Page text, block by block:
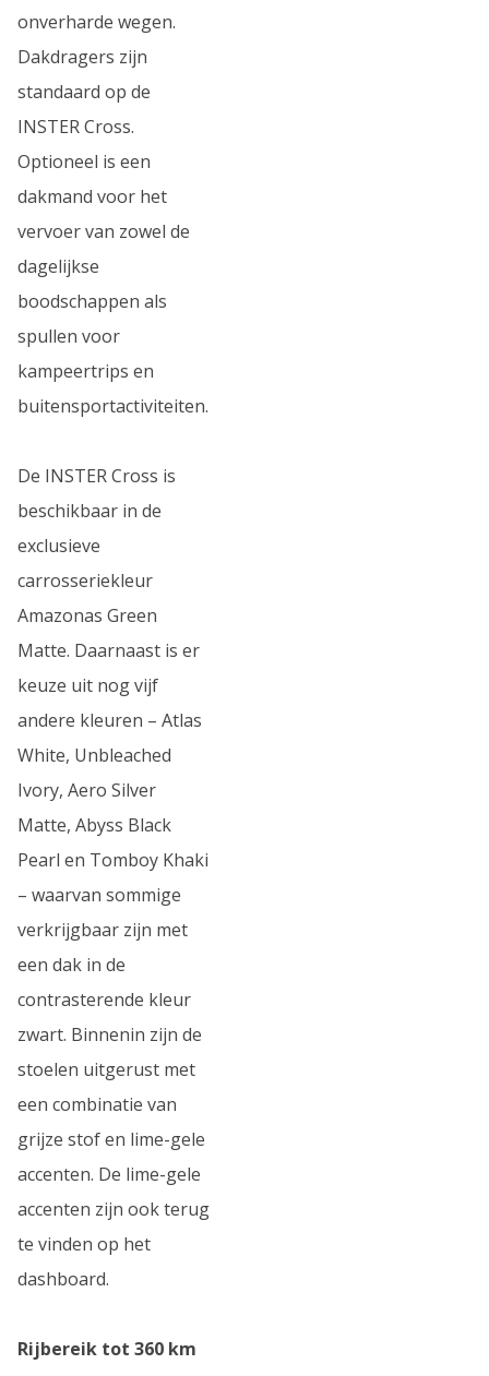
onverharde wegen.
Dakdragers zijn
standaard op de
INSTER Cross.
Optioneel is een
dakmand voor het
vervoer van zowel de
dagelijkse
boodschappen als
spullen voor
kampeertrips en
buitensportactiviteiten.
De INSTER Cross is
beschikbaar in de
exclusieve
carrosseriekleur
Amazonas Green
Matte. Daarnaast is er
keuze uit nog vijf
andere kleuren – Atlas
White, Unbleached
Ivory, Aero Silver
Matte, Abyss Black
Pearl en Tomboy Khaki
– waarvan sommige
verkrijgbaar zijn met
een dak in de
contrasterende kleur
zwart. Binnenin zijn de
stoelen uitgerust met
een combinatie van
grijze stof en lime-gele
accenten. De lime-gele
accenten zijn ook terug
te vinden op het
dashboard.
Rijbereik tot 360 km